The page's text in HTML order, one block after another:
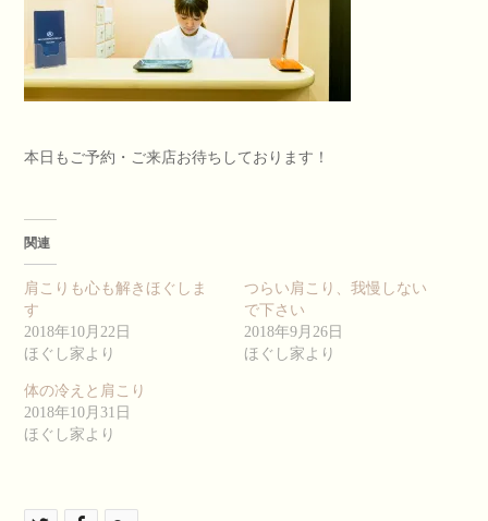
本日もご予約・ご来店お待ちしております！
関連
肩こりも心も解きほぐしま
す
2018年10月22日
ほぐし家より
つらい肩こり、我慢しない
で下さい
2018年9月26日
ほぐし家より
体の冷えと肩こり
2018年10月31日
ほぐし家より